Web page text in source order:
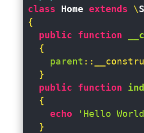
class
Home extends \
{
public
function
{
parent
  }
public
function
{
echo
'Hello
  }